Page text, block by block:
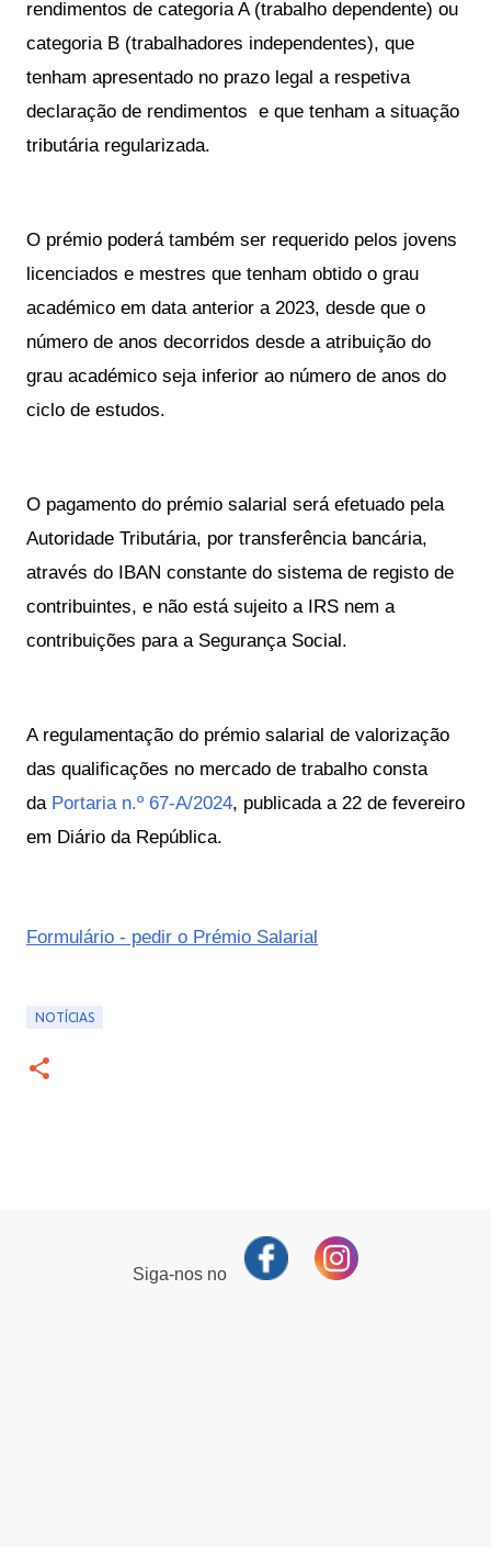
rendimentos de categoria A (trabalho dependente) ou
categoria B (trabalhadores independentes), que
tenham apresentado no prazo legal a respetiva
declaração de rendimentos e que tenham a situação
tributária regularizada.
O prémio poderá também ser requerido pelos jovens
licenciados e mestres que tenham obtido o grau
académico em data anterior a 2023, desde que o
número de anos decorridos desde a atribuição do
grau académico seja inferior ao número de anos do
ciclo de estudos.
O pagamento do prémio salarial será efetuado pela
Autoridade Tributária, por transferência bancária,
através do IBAN constante do sistema de registo de
contribuintes, e não está sujeito a IRS nem a
contribuições para a Segurança Social.
A regulamentação do prémio salarial de valorização
das qualificações no mercado de trabalho consta
da Portaria n.º 67-A/2024, publicada a 22 de fevereiro
em Diário da República.
Formulário - pedir o Prémio Salarial
NOTÍCIAS
Siga-nos no